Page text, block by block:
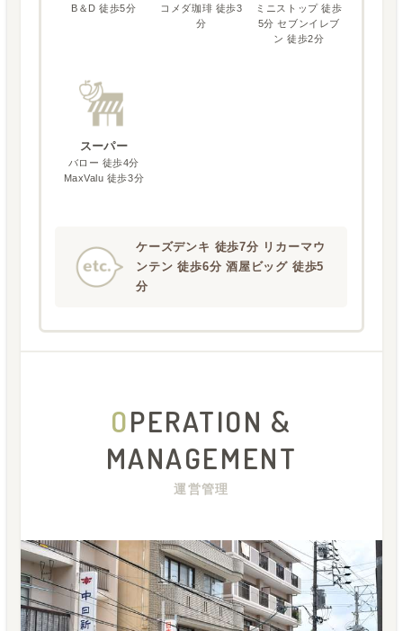
B＆D 徒歩5分
コメダ珈琲 徒歩3
分
ミニストップ 徒歩
5分 セブンイレブ
ン 徒歩2分
スーパー
バロー 徒歩4分
MaxValu 徒歩3分
ケーズデンキ 徒歩7分 リカーマウ
ンテン 徒歩6分 酒屋ビッグ 徒歩5
分
OPERATION &
MANAGEMENT
運営管理